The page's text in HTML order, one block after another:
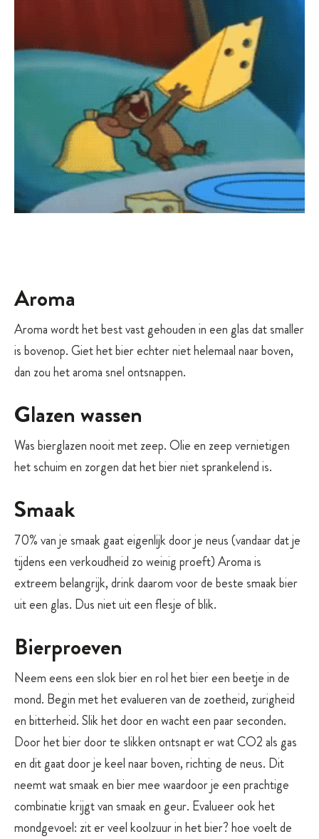
Aroma
Aroma wordt het best vast gehouden in een glas dat smaller
is bovenop. Giet het bier echter niet helemaal naar boven,
dan zou het aroma snel ontsnappen.
Glazen wassen
Was bierglazen nooit met zeep. Olie en zeep vernietigen
het schuim en zorgen dat het bier niet sprankelend is.
Smaak
70% van je smaak gaat eigenlijk door je neus (vandaar dat je
tijdens een verkoudheid zo weinig proeft) Aroma is
extreem belangrijk, drink daarom voor de beste smaak bier
uit een glas. Dus niet uit een flesje of blik.
Bierproeven
Neem eens een slok bier en rol het bier een beetje in de
mond. Begin met het evalueren van de zoetheid, zurigheid
en bitterheid. Slik het door en wacht een paar seconden.
Door het bier door te slikken ontsnapt er wat CO2 als gas
en dit gaat door je keel naar boven, richting de neus. Dit
neemt wat smaak en bier mee waardoor je een prachtige
combinatie krijgt van smaak en geur. Evalueer ook het
mondgevoel: zit er veel koolzuur in het bier? hoe voelt de